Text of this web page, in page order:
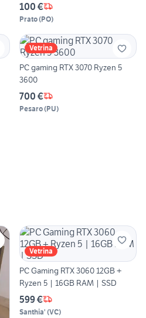
100 €
Prato(PO)
Vetrina
PC gaming RTX 3070 Ryzen 5
3600
700 €
Pesaro(PU)
Vetrina
PC Gaming RTX 3060 12GB +
Ryzen 5 | 16GB RAM | SSD
599 €
Santhia' (VC)